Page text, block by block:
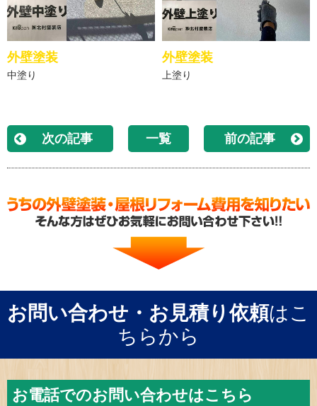
外壁塗装
中塗り
外壁塗装
上塗り
次の記事 一覧 前の記事
お問い合わせ・お見積り依頼はこ
ちらから
お電話でのお問い合わせはこちら